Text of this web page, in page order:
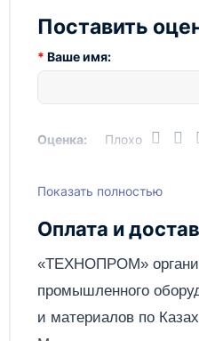
Поставить
Ваше имя:
Оценка: Плохо
Написать отзыв
Показать полностью
Оплата и
«ТЕХНОПРОМ»
промышленного
и материалов по